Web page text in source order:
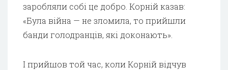
заробляли собі це добро. Корній казав:
«Була війна — не зломила, то прийшли
банди голодранців, які доконають».
І прийшов той час, коли Корній відчув